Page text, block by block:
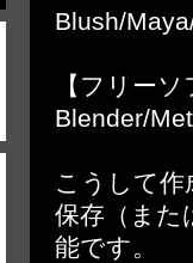
Blush/
【フリー
Blender/
こうして作
保存（また
能です。